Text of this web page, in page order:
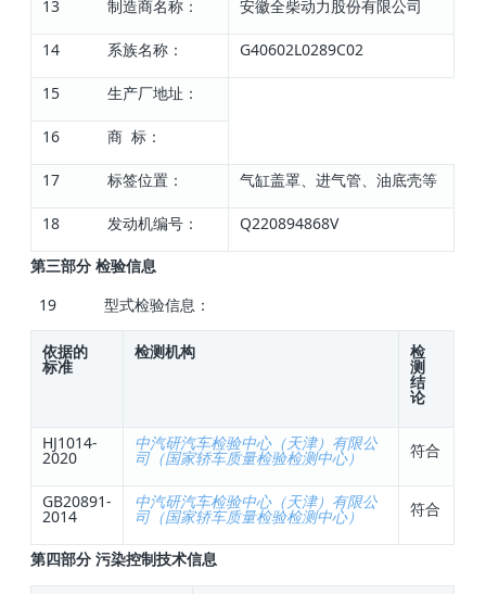
13 制造商名称： 安徽全柴动力股份有限公司
14 系族名称： G40602L0289C02
15 生产厂地址：
16 商 标：
17 标签位置： 气缸盖罩、进气管、油底壳等
18 发动机编号： Q220894868V
第三部分 检验信息
19 型式检验信息：
依据的
标准
检测机构 检
测
结
论
HJ1014-
2020
中汽研汽车检验中心（天津）有限公
司（国家轿车质量检验检测中心） 符合
GB20891-
2014
中汽研汽车检验中心（天津）有限公
司（国家轿车质量检验检测中心） 符合
第四部分 污染控制技术信息